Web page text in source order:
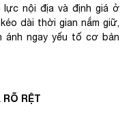
lực nội địa và định giá ở
dài thời gian nắm giữ,
ánh ngay yếu tố cơ bản
RÕ RỆT